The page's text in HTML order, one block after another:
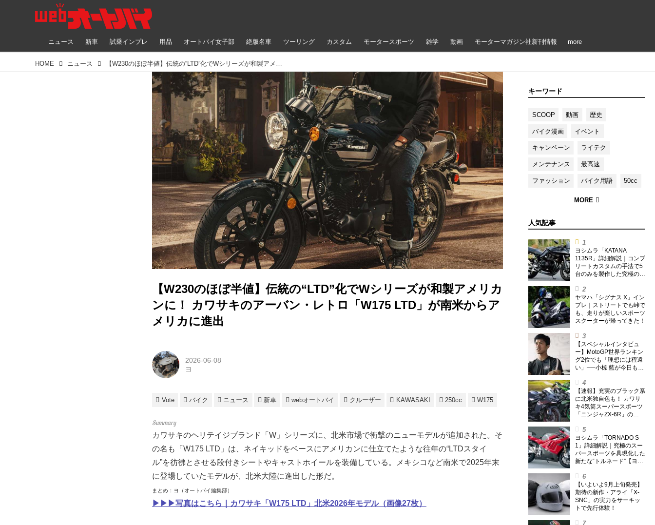
ニュース 新車 試乗インプレ 用品 オートバイ女子部 絶版名車 ツーリング カスタム モータースポーツ 雑学 動画 モーターマガジン社新刊情報 more
HOME ニュース 【W230のほぼ半値】伝統の“LTD”化でWシリーズが和製アメリカンに！ カワサキのアーバン・レトロ「W175 LTD」が南米からアメリカに進出
【W230のほぼ半値】伝統の“LTD”化でWシリーズが和製アメリカ
ンに！ カワサキのアーバン・レトロ「W175 LTD」が南米からア
メリカに進出
キーワード
SCOOP 動画 歴史
バイク漫画 イベント
キャンペーン ライテク
メンテナンス 最高速
ファッション バイク用語 50cc
人気記事
ヨシムラ「KATANA
1135R」詳細解説｜コンプ
リートカスタムの手法で5
台のみを製作した究極の銘
ヤマハ「シグナス X」イン
プレ｜ストリートでも峠で
も、走りが楽しいスポーツ
スクーターが帰ってきた！
【スペシャルインタビュ
ー】MotoGP世界ランキン
グ2位でも「理想には程遠
い」──小椋 藍が今日も走
【速報】充実のブラック系
に北米独自色も！ カワサ
キ4気筒スーパースポーツ
「ニンジャZX-6R」の
筒ニンジャも出たよ【海
外】
ヨシムラ「TORNADO S-
1」詳細解説｜究極のスー
パースポーツを具現化した
新たな“トルネード”【ヨシ
【いよいよ9月上旬発売】
期待の新作・アライ「X-
SNC」の実力をサーキッ
トで先行体験！
2026-06-08
ヨ
Vote バイク ニュース 新車 webオートバイ クルーザー KAWASAKI 250cc W175
カワサキのヘリテイジブランド「W」シリーズに、北米市場で衝撃のニューモデルが追加された。そ
の名も「W175 LTD」は、ネイキッドをベースにアメリカンに仕立てたような往年の“LTDスタイ
ル”を彷彿とさせる段付きシートやキャストホイールを装備している。メキシコなど南米で2025年末
に登場していたモデルが、北米大陸に進出した形だ。
まとめ：ヨ（オートバイ編集部）
▶▶▶写真はこちら｜カワサキ「W175 LTD」北米2026年モデル（画像27枚）